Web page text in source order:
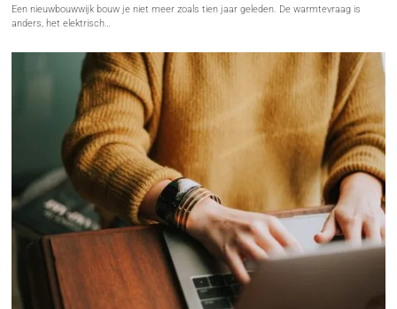
Een nieuwbouwwijk bouw je niet meer zoals tien jaar geleden. De warmtevraag is
anders, het elektrisch…